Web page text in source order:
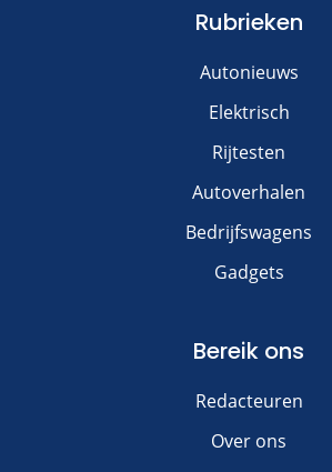
Rubrieken
Autonieuws
Elektrisch
Rijtesten
Autoverhalen
Bedrijfswagens
Gadgets
Bereik ons
Redacteuren
Over ons